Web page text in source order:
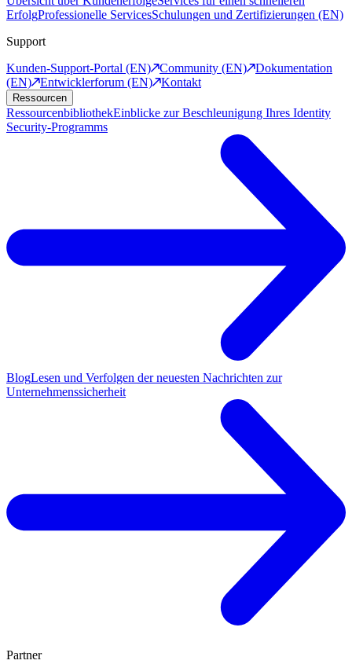
ErfolgProfessionelle ServicesSchulungen und Zertifizierungen (EN)
Support
Kunden-Support-Portal (EN)
Community (EN)
Dokumentation
(EN)
Entwicklerforum (EN) Kontakt
Ressourcen
RessourcenbibliothekEinblicke zur Beschleunigung Ihres Identity
Security-Programms
BlogLesen und Verfolgen der neuesten Nachrichten zur
Unternehmenssicherheit
Partner